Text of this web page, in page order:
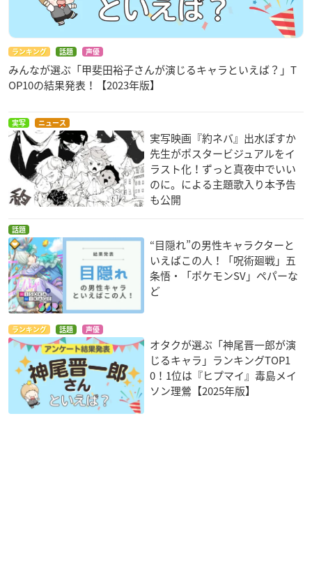
【主題歌】
オープニングテーマ：秋山黄色「アイデンティティ」
エンディングテーマ：Myuk「魔法」
【キャスト】
レイ：伊瀬茉莉也
ドン：植木慎英
ギルダ：Lynn
ナット：石上静香
アンナ：茅野愛衣
トーマ・ドミニク：日野まり
アリシア・マルク：青山吉能
フィル・クリスティ：河野ひより
ロッシー：林 鼓子
ジェミマ：久遠エリサ
イベット：白城なお
ソンジュ：神尾晋一郎
ムジカ：種﨑敦美
※敬称略
BD／DVD情報
ランキング 話題 声優
みんなが選ぶ「甲斐田裕子さんが演じるキャラといえば？」T
OP10の結果発表！【2023年版】
実写 ニュース
実写映画『約ネバ』出水ぽすか
先生がポスタービジュアルをイ
ラスト化！ずっと真夜中でいい
のに。による主題歌入り本予告
も公開
話題
“目隠れ”の男性キャラクターと
いえばこの人！「呪術廻戦」五
条悟・「ポケモンSV」ペパーな
ど
ランキング 話題 声優
オタクが選ぶ「神尾晋一郎が演
じるキャラ」ランキングTOP1
0！1位は『ヒプマイ』毒島メイ
ソン理鶯【2025年版】